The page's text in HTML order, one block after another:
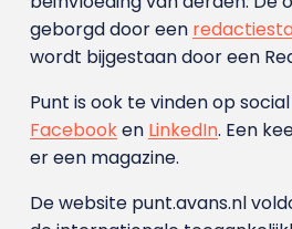
geborgd door een
wordt bijgestaan door een
Punt is ook te vinden op
Facebooken LinkedIn. Een
er een magazine.
De website punt.avans.nl